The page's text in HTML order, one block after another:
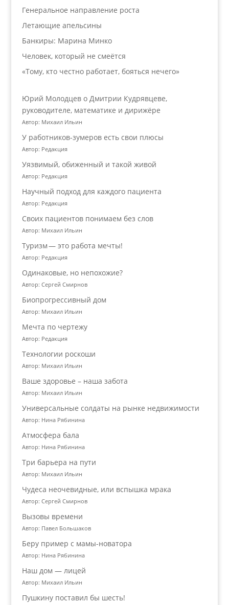
Генеральное направление роста
Летающие апельсины
Банкиры: Марина Минко
Человек, который не смеётся
«Тому, кто честно работает, бояться нечего»
Юрий Молодцев о Дмитрии Кудрявцеве,
руководителе, математике и дирижёре
Автор: Михаил Ильин
У работников‑зумеров есть свои плюсы
Автор: Редакция
Уязвимый, обиженный и такой живой
Автор: Редакция
Научный подход для каждого пациента
Автор: Редакция
Своих пациентов понимаем без слов
Автор: Михаил Ильин
Туризм — это работа мечты!
Автор: Редакция
Одинаковые, но непохожие?
Автор: Сергей Смирнов
Биопрогрессивный дом
Автор: Михаил Ильин
Мечта по чертежу
Автор: Редакция
Технологии роскоши
Автор: Михаил Ильин
Ваше здоровье – наша забота
Автор: Михаил Ильин
Универсальные солдаты на рынке недвижимости
Автор: Нина Рябинина
Атмосфера бала
Автор: Нина Рябинина
Три барьера на пути
Автор: Михаил Ильин
Чудеса неочевидные, или вспышка мрака
Автор: Сергей Смирнов
Вызовы времени
Автор: Павел Большаков
Беру пример с мамы-новатора
Автор: Нина Рябинина
Наш дом — лицей
Автор: Михаил Ильин
Пушкину поставил бы шесть!